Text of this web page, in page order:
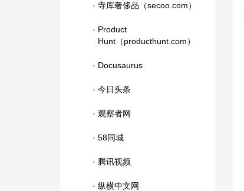
寺库奢侈品（secoo.com）
Product
Hunt（producthunt.com）
Docusaurus
今日头条
观察者网
58同城
腾讯视频
纵横中文网